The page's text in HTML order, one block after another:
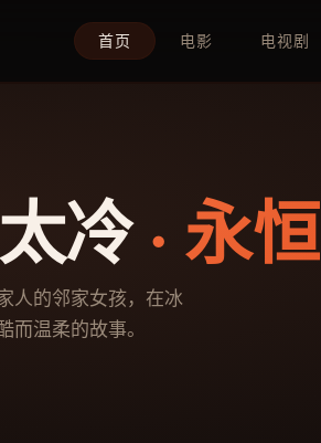
首页 电影 电视剧
冷· 永恒
人的邻家女孩，在冰
温柔的故事。